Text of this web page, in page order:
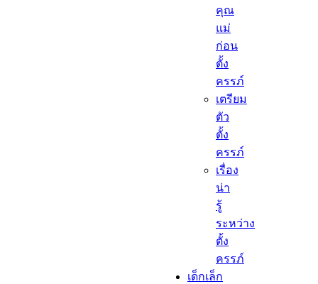
คุณ
แม่
ก่อน
ตั้ง
ครรภ์
เตรียม
ตัว
ตั้ง
ครรภ์
เรื่อง
น่า
รู้
ระหว่าง
ตั้ง
ครรภ์
เด็กเล็ก​